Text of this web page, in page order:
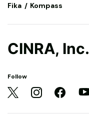
Fika Kompass
CINRA, Inc.
Follow